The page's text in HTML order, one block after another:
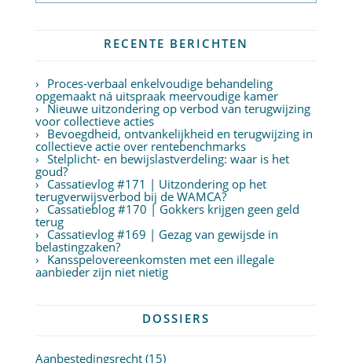
RECENTE BERICHTEN
Proces-verbaal enkelvoudige behandeling
opgemaakt ná uitspraak meervoudige kamer
Nieuwe uitzondering op verbod van terugwijzing
voor collectieve acties
Bevoegdheid, ontvankelijkheid en terugwijzing in
collectieve actie over rentebenchmarks
Stelplicht- en bewijslastverdeling: waar is het
goud?
Cassatievlog #171 | Uitzondering op het
terugverwijsverbod bij de WAMCA?
Cassatieblog #170 | Gokkers krijgen geen geld
terug
Cassatievlog #169 | Gezag van gewijsde in
belastingzaken?
Kansspelovereenkomsten met een illegale
aanbieder zijn niet nietig
DOSSIERS
Aanbestedingsrecht(15)